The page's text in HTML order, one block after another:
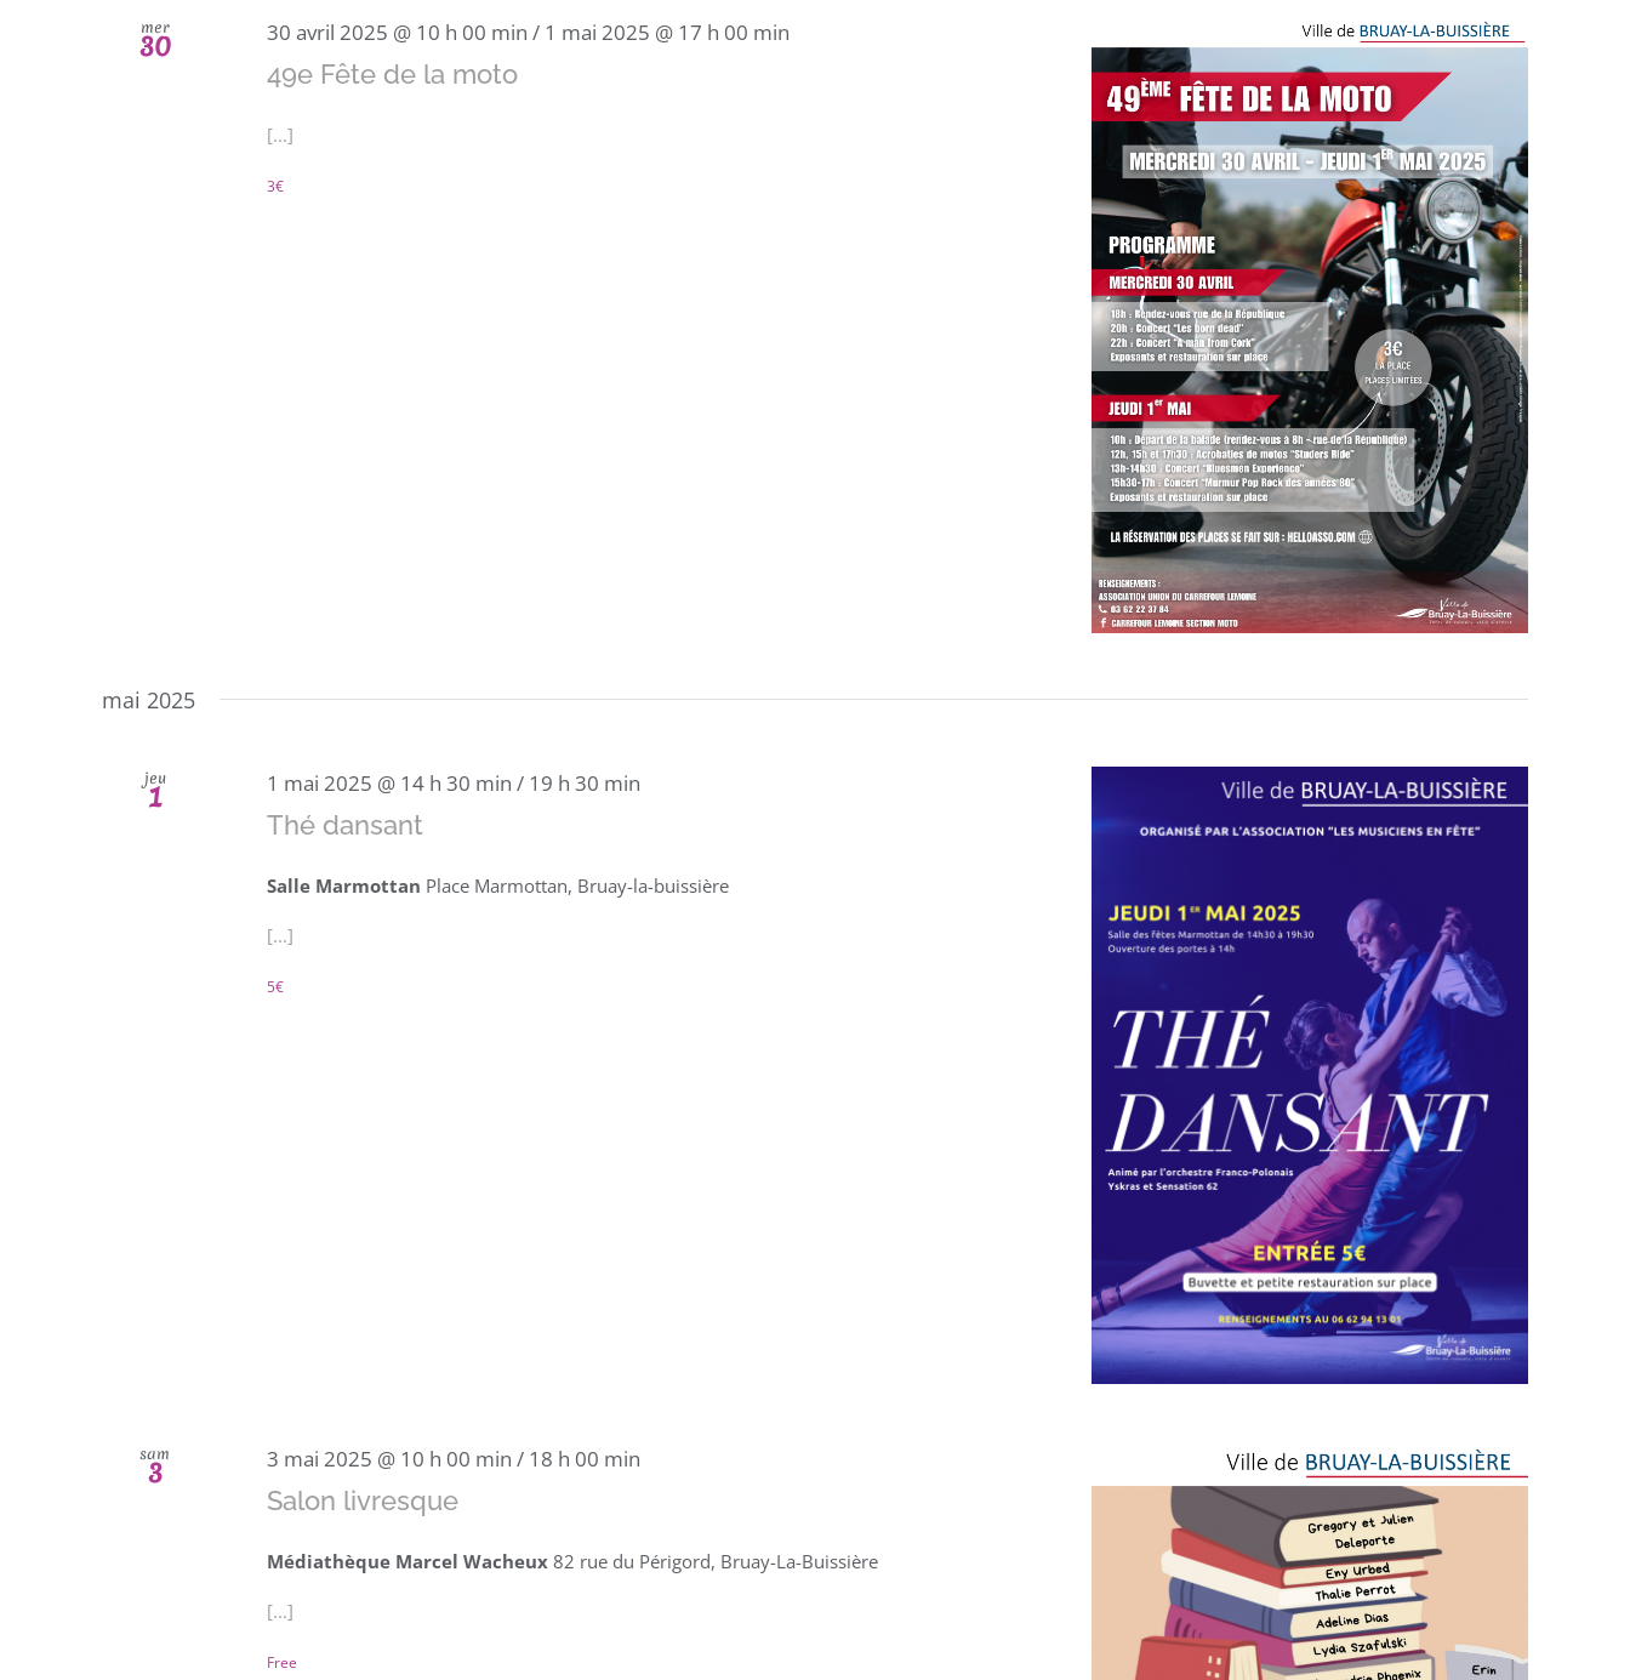
mer
30 30 avril 2025 @ 10 h 00 min / 1 mai 2025 @ 17 h 00 min
49e Fête de la moto
[...]
3€
mai 2025
jeu
1 1 mai 2025 @ 14 h 30 min / 19 h 30 min
Thé dansant
Salle Marmottan Place Marmottan, Bruay-la-buissière
[...]
5€
sam
3 3 mai 2025 @ 10 h 00 min / 18 h 00 min
Salon livresque
Médiathèque Marcel Wacheux 82 rue du Périgord, Bruay-La-Buissière
[...]
Free